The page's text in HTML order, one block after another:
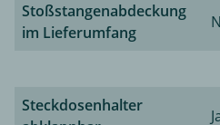
Stoßstangenabdeckung
im Lieferumfang
Steckdosenhalter